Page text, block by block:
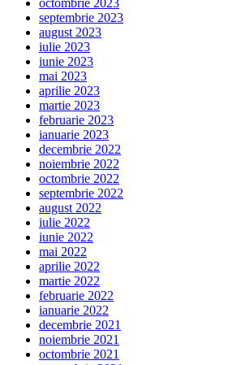
octombrie 2023
septembrie 2023
august 2023
iulie 2023
iunie 2023
mai 2023
aprilie 2023
martie 2023
februarie 2023
ianuarie 2023
decembrie 2022
noiembrie 2022
octombrie 2022
septembrie 2022
august 2022
iulie 2022
iunie 2022
mai 2022
aprilie 2022
martie 2022
februarie 2022
ianuarie 2022
decembrie 2021
noiembrie 2021
octombrie 2021